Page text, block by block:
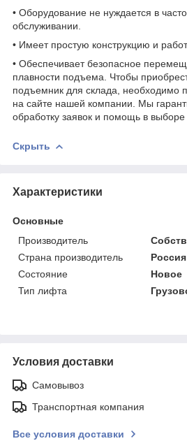
• Оборудование не нуждается в
обслуживании.
• Имеет простую конструкцию и
• Обеспечивает безопасное
плавности подъема. Чтобы
подъемник для склада, необходимо
на сайте нашей компании. Мы
обработку заявок и помощь в выборе
Скрыть
Характеристики
Основные
Производитель
Страна производитель
Россия
Состояние
Новое
Тип лифта
Условия доставки
Самовывоз
Транспортная компания
Все условия доставки